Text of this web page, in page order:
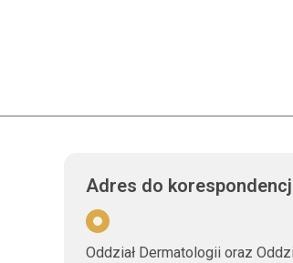
Adres do
Oddział Dermatologii oraz